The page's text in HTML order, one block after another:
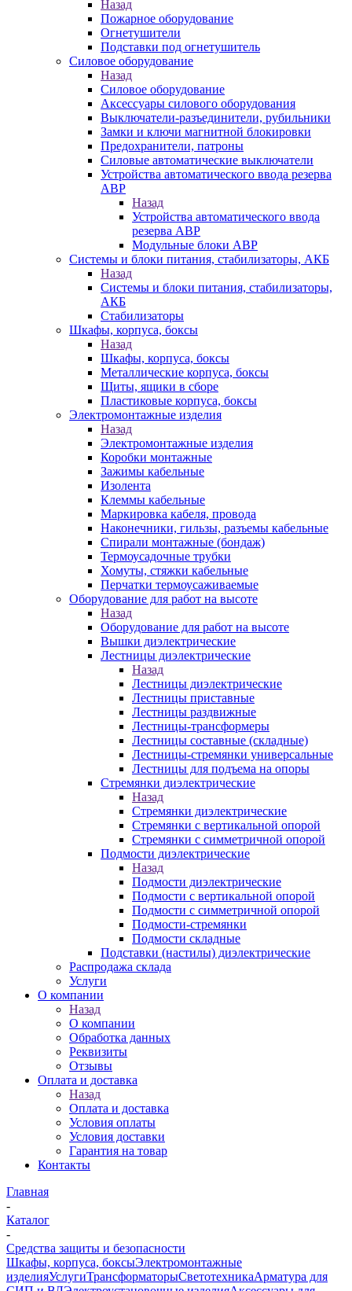
Назад
Пожарное оборудование
Огнетушители
Подставки под огнетушитель
Силовое оборудование
Назад
Силовое оборудование
Аксессуары силового оборудования
Выключатели-разъединители, рубильники
Замки и ключи магнитной блокировки
Предохранители, патроны
Силовые автоматические выключатели
Устройства автоматического ввода резерва
АВР
Назад
Устройства автоматического ввода
резерва АВР
Модульные блоки АВР
Системы и блоки питания, стабилизаторы, АКБ
Назад
Системы и блоки питания, стабилизаторы,
АКБ
Стабилизаторы
Шкафы, корпуса, боксы
Назад
Шкафы, корпуса, боксы
Металлические корпуса, боксы
Щиты, ящики в сборе
Пластиковые корпуса, боксы
Электромонтажные изделия
Назад
Электромонтажные изделия
Коробки монтажные
Зажимы кабельные
Изолента
Клеммы кабельные
Маркировка кабеля, провода
Наконечники, гильзы, разъемы кабельные
Спирали монтажные (бондаж)
Термоусадочные трубки
Хомуты, стяжки кабельные
Перчатки термоусаживаемые
Оборудование для работ на высоте
Назад
Оборудование для работ на высоте
Вышки диэлектрические
Лестницы диэлектрические
Назад
Лестницы диэлектрические
Лестницы приставные
Лестницы раздвижные
Лестницы-трансформеры
Лестницы составные (складные)
Лестницы-стремянки универсальные
Лестницы для подъема на опоры
Стремянки диэлектрические
Назад
Стремянки диэлектрические
Стремянки с вертикальной опорой
Стремянки с симметричной опорой
Подмости диэлектрические
Назад
Подмости диэлектрические
Подмости с вертикальной опорой
Подмости с симметричной опорой
Подмости-стремянки
Подмости складные
Подставки (настилы) диэлектрические
Распродажа склада
Услуги
О компании
Назад
О компании
Обработка данных
Реквизиты
Отзывы
Оплата и доставка
Назад
Оплата и доставка
Условия оплаты
Условия доставки
Гарантия на товар
Контакты
Главная
-
Каталог
-
Средства защиты и безопасности
Шкафы, корпуса, боксыЭлектромонтажные
изделияУслугиТрансформаторыСветотехникаАрматура для